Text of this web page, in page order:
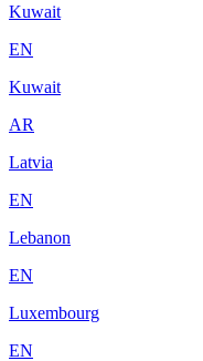
Kuwait
EN
Kuwait
AR
Latvia
EN
Lebanon
EN
Luxembourg
EN